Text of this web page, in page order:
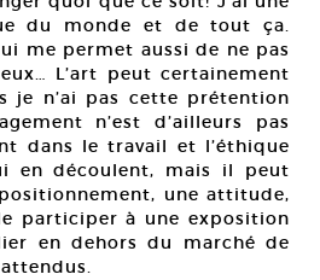
du monde et de tout ça.
me permet aussi de ne pas
L’art peut certainement
je n’ai pas cette prétention
n’est d’ailleurs pas
dans le travail et l’éthique
en découlent, mais il peut
une attitude,
participer à une exposition
en dehors du marché de